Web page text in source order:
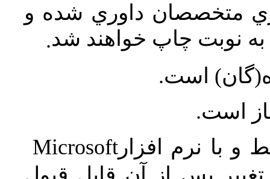
متخصصان داوري شده و
نوبت چاپ خواهند شد.
است.
است.
و با نرم افزارMicrosoft